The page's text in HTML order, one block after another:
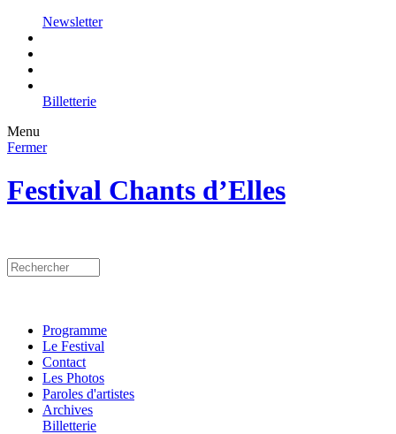
Newsletter
Billetterie
Menu
Fermer
Festival Chants d’Elles
Programme
Le Festival
Contact
Les Photos
Paroles d'artistes
Archives
Billetterie